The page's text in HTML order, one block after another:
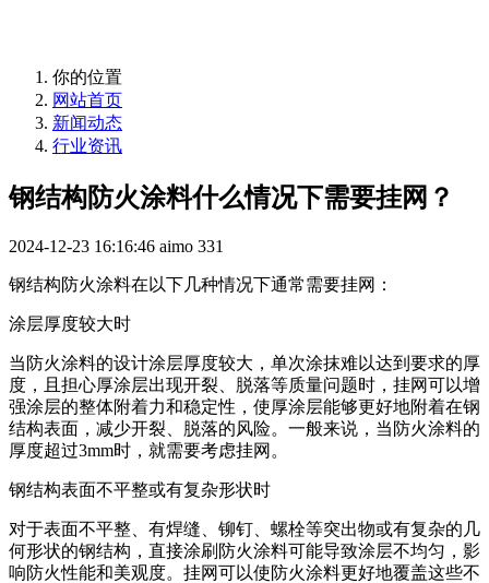
你的位置
网站首页
新闻动态
行业资讯
钢结构防火涂料什么情况下需要挂网？
2024-12-23 16:16:46 aimo 331
钢结构防火涂料在以下几种情况下通常需要挂网：
涂层厚度较大时
当防火涂料的设计涂层厚度较大，单次涂抹难以达到要求的厚
度，且担心厚涂层出现开裂、脱落等质量问题时，挂网可以增
强涂层的整体附着力和稳定性，使厚涂层能够更好地附着在钢
结构表面，减少开裂、脱落的风险。一般来说，当防火涂料的
厚度超过3mm时，就需要考虑挂网。
钢结构表面不平整或有复杂形状时
对于表面不平整、有焊缝、铆钉、螺栓等突出物或有复杂的几
何形状的钢结构，直接涂刷防火涂料可能导致涂层不均匀，影
响防火性能和美观度。挂网可以使防火涂料更好地覆盖这些不